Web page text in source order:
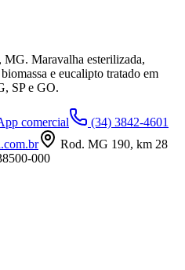
Maravalha esterilizada,
e eucalipto tratado em
SP e GO.
comercial
(34) 3842-4601
Rod. MG 190, km 28
000